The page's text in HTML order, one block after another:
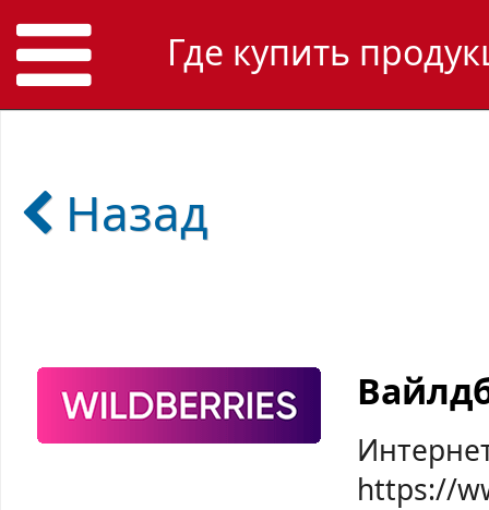
Где купить
Назад
https://